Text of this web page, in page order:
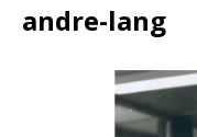
andre-lang